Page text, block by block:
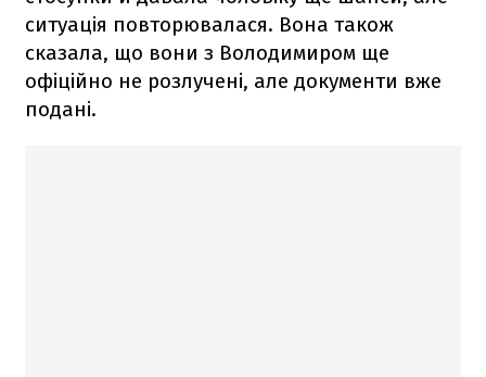
ситуація повторювалася. Вона також
сказала, що вони з Володимиром ще
офіційно не розлучені, але документи вже
подані.